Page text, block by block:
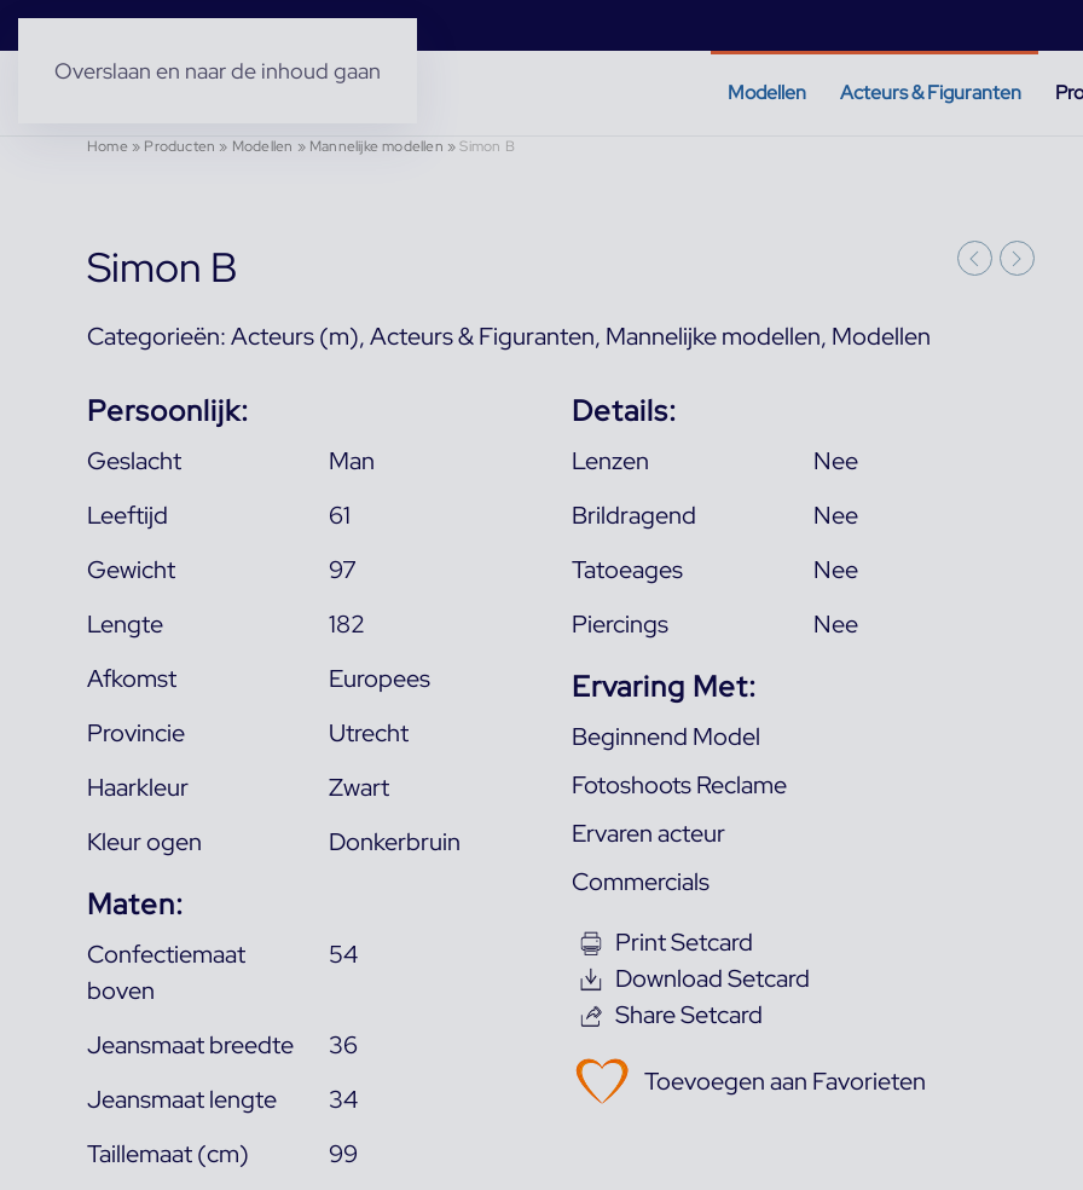
Overslaan en naar de inhoud gaan
Modellen Acteurs & Figuranten
Home» Producten » Modellen » Mannelijke modellen »Simon B
Simon B
Categorieën:Acteurs (m),Acteurs & Figuranten, Mannelijke modellen, Modellen
Persoonlijk:
Geslacht
Man
Leeftijd
61
Gewicht
97
Lengte
182
Afkomst
Europees
Provincie
Utrecht
Haarkleur
Zwart
Kleur ogen
Donkerbruin
Maten:
Confectiemaat
boven
54
Jeansmaat breedte
36
Jeansmaat lengte
34
Taillemaat (cm)
99
Details:
Lenzen
Nee
Brildragend
Nee
Tatoeages
Nee
Piercings
Nee
Ervaring Met:
Beginnend Model
Fotoshoots Reclame
Ervaren acteur
Commercials
Print Setcard
Download Setcard
Share Setcard
Toevoegen aan Favorieten